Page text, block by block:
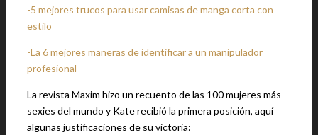
-5 mejores trucos para usar camisas de manga corta con
estilo
-La 6 mejores maneras de identificar a un manipulador
profesional
La revista Maxim hizo un recuento de las 100 mujeres más
sexies del mundo y Kate recibió la primera posición, aquí
algunas justificaciones de su victoria: